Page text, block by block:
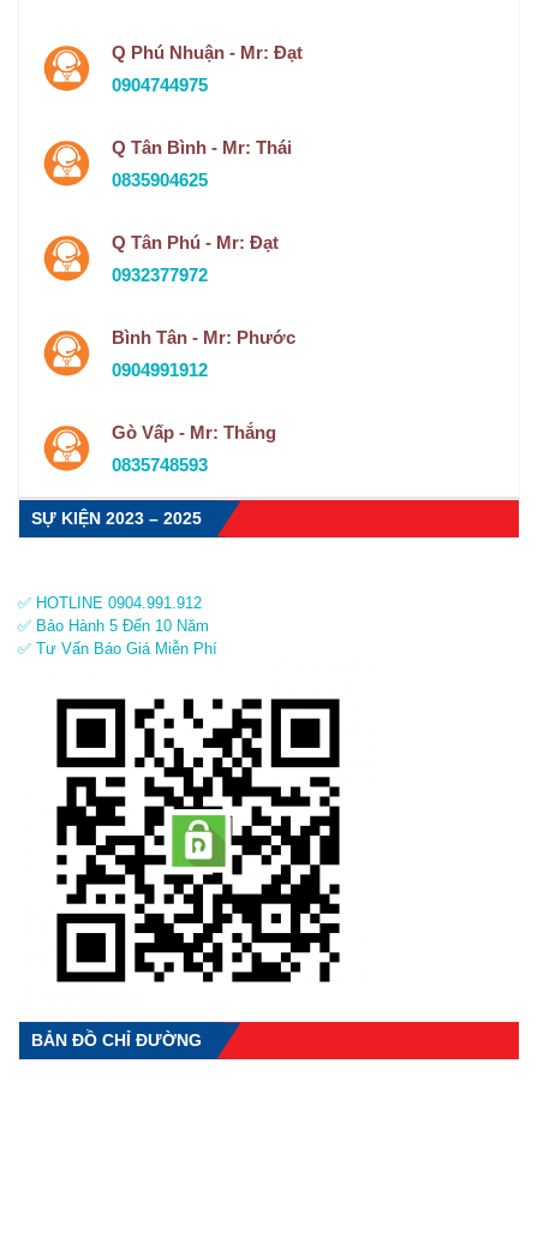
Q Phú Nhuận - Mr: Đạt
0904744975
Q Tân Bình - Mr: Thái
0835904625
Q Tân Phú - Mr: Đạt
0932377972
Bình Tân - Mr: Phước
0904991912
Gò Vấp - Mr: Thắng
0835748593
SỰ KIỆN 2023 – 2025
✅ HOTLINE 0904.991.912
✅ Bảo Hành 5 Đến 10 Năm
✅ Tư Vấn Báo Giá Miễn Phí
BẢN ĐỒ CHỈ ĐƯỜNG